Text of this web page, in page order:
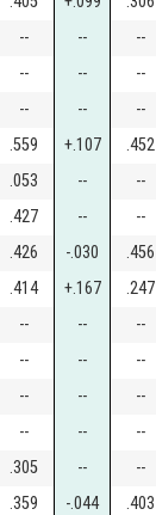
-- -- --
-- -- --
-- -- --
.559 +.107 .452
.053 -- --
.427 -- --
.426 -.030 .456
.414 +.167 .247
-- -- --
-- -- --
-- -- --
-- -- --
.305 -- --
.359 -.044 .403